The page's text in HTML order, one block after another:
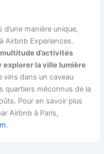
manière unique,
Airbnb Experiences.
d’activités
la ville lumière
vins dans un caveau
quartiers méconnus de la
Pour en savoir plus
Airbnb à Paris,
.